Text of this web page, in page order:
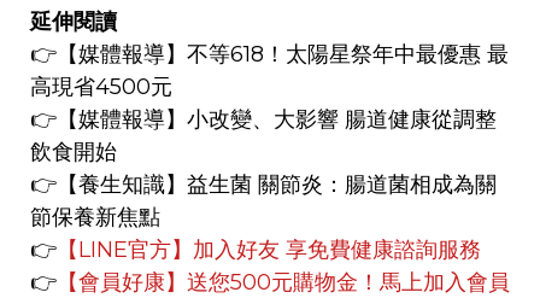
延伸閱讀
👉 【媒體報導】 不等618！太陽星祭年中最優惠 最
高現省4500元
👉 【媒體報導】 小改變、大影響 腸道健康從調整
飲食開始
👉【養生知識】 益生菌 關節炎：腸道菌相成為關
節保養新焦點
👉 【LINE官方】 加入好友 享免費健康諮詢服務
👉 【會員好康】 送您500元購物金！馬上加入會員